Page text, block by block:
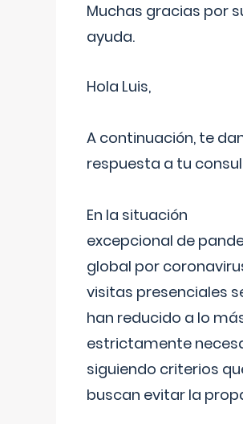
Muchas gracias por
ayuda.
Hola Luis,
A continuación, te
respuesta a tu
En la situación
excepcional de
global por
visitas presenciales
han reducido a lo
estrictamente
siguiendo criterios
buscan evitar la